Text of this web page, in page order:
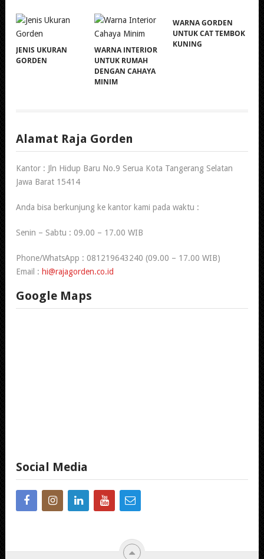
JENIS UKURAN
GORDEN
WARNA INTERIOR
UNTUK RUMAH
DENGAN CAHAYA
MINIM
WARNA GORDEN
UNTUK CAT TEMBOK
KUNING
Alamat Raja Gorden
Kantor : Jln Hidup Baru No.9 Serua Kota Tangerang Selatan
Jawa Barat 15414
Anda bisa berkunjung ke kantor kami pada waktu :
Senin – Sabtu : 09.00 – 17.00 WIB
Phone/WhatsApp : 081219643240 (09.00 – 17.00 WIB)
Email : hi@rajagorden.co.id
Google Maps
Social Media